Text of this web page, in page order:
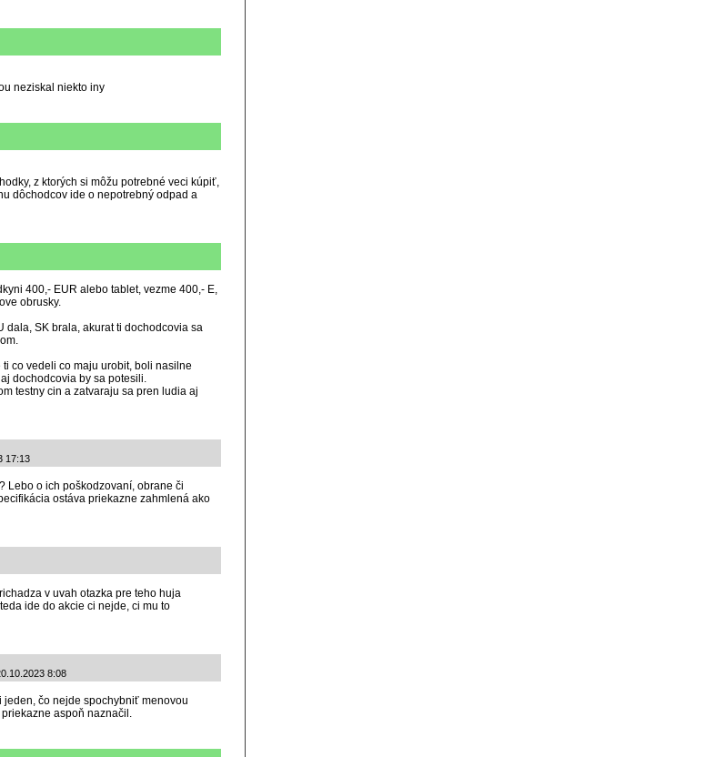
neziskal niekto iny
z ktorých si môžu potrebné veci kúpiť,
dôchodcov ide o nepotrebný odpad a
400,- EUR alebo tablet, vezme 400,- E,
obrusky.
dala, SK brala, akurat ti dochodcovia sa
co vedeli co maju urobit, boli nasilne
dochodcovia by sa potesili.
testny cin a zatvaraju sa pren ludia aj
17:13
Lebo o ich poškodzovaní, obrane či
ostáva priekazne zahmlená ako
v uvah otazka pre teho huja
ide do akcie ci nejde, ci mu to
8:08
jeden, čo nejde spochybniť menovou
aspoň naznačil.